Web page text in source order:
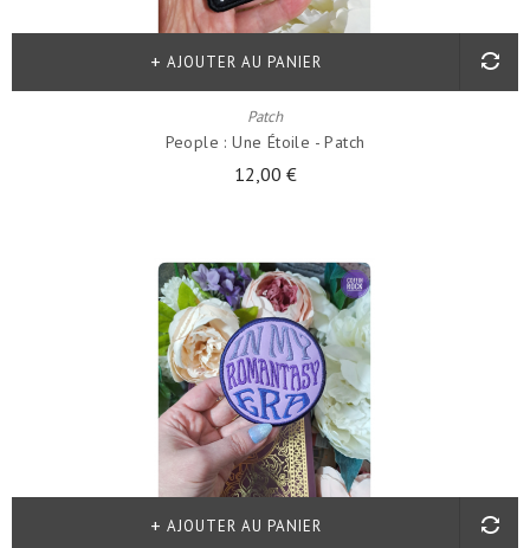
Patch
People : Une Étoile - Patch
12,00 €
AJOUTER AU PANIER
AJOUTER AU PANIER